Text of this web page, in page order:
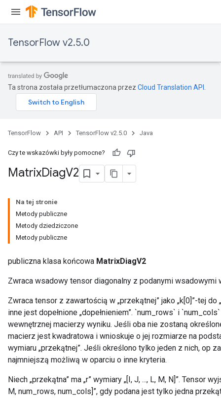
TensorFlow v2.5.0
Ta strona została przetłumaczona przez Cloud Translation API
TensorFlow API TensorFlow v2.5.0 Java
Czy te wskazówki były pomocne?
MatrixDiagV2
Na tej stronie
Metody publiczne
Metody dziedziczone
Metody publiczne
publiczna klasa końcowa MatrixDiagV2
Zwraca wsadowy tensor diagonalny z podanymi wsadowymi
Zwraca tensor z zawartością w „przekątnej” jako „k[0]”-tej
inne jest dopełnione „dopełnieniem”. `num_rows` i
wewnętrznej macierzy wyniku. Jeśli oba nie zostaną
macierz jest kwadratowa i wnioskuje o jej rozmiarze na
wymiaru „przekątnej”. Jeśli określono tylko jeden z nich, op
najmniejszą możliwą w oparciu o inne kryteria.
Niech „przekątna” ma „r” wymiary „[I, J, ..., L, M, N]”. Tensor
M, num_rows, num_cols]”, gdy podana jest tylko jedna